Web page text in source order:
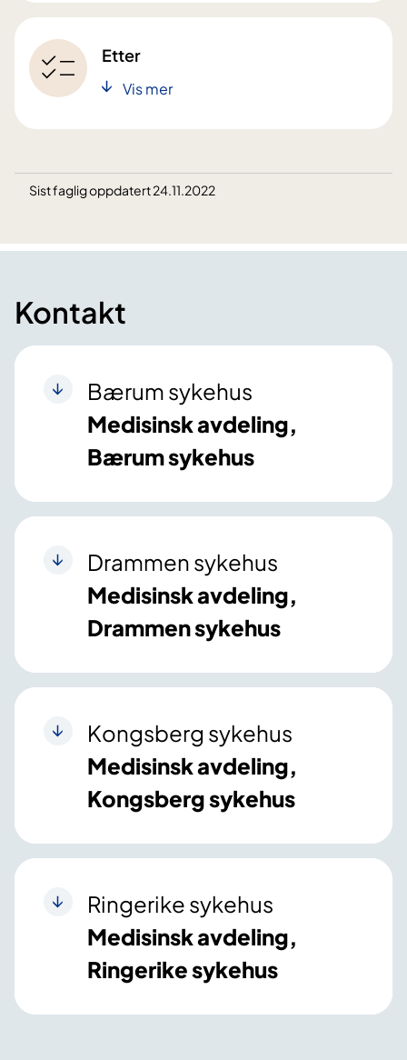
Etter
Vis mer
Sist faglig oppdatert 24.11.2022
Kontakt
Bærum sykehus
Medisinsk avdeling,
Bærum sykehus
Drammen sykehus
Medisinsk avdeling,
Drammen sykehus
Kongsberg sykehus
Medisinsk avdeling,
Kongsberg sykehus
Ringerike sykehus
Medisinsk avdeling,
Ringerike sykehus